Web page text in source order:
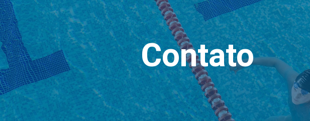
Contato